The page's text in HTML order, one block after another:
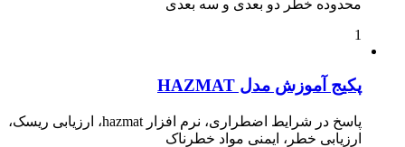
محدوده خطر دو بعدی و سه بعدی
1
پکیج آموزش مدل HAZMAT
پاسخ در شرایط اضطراری، نرم افزار hazmat، ارزیابی ریسک،
ارزیابی خطر، ایمنی مواد خطرناک